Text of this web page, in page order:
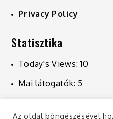
Privacy Policy
Statisztika
Today's Views:10
Mai látogatók: 5
Az oldal böngészésével